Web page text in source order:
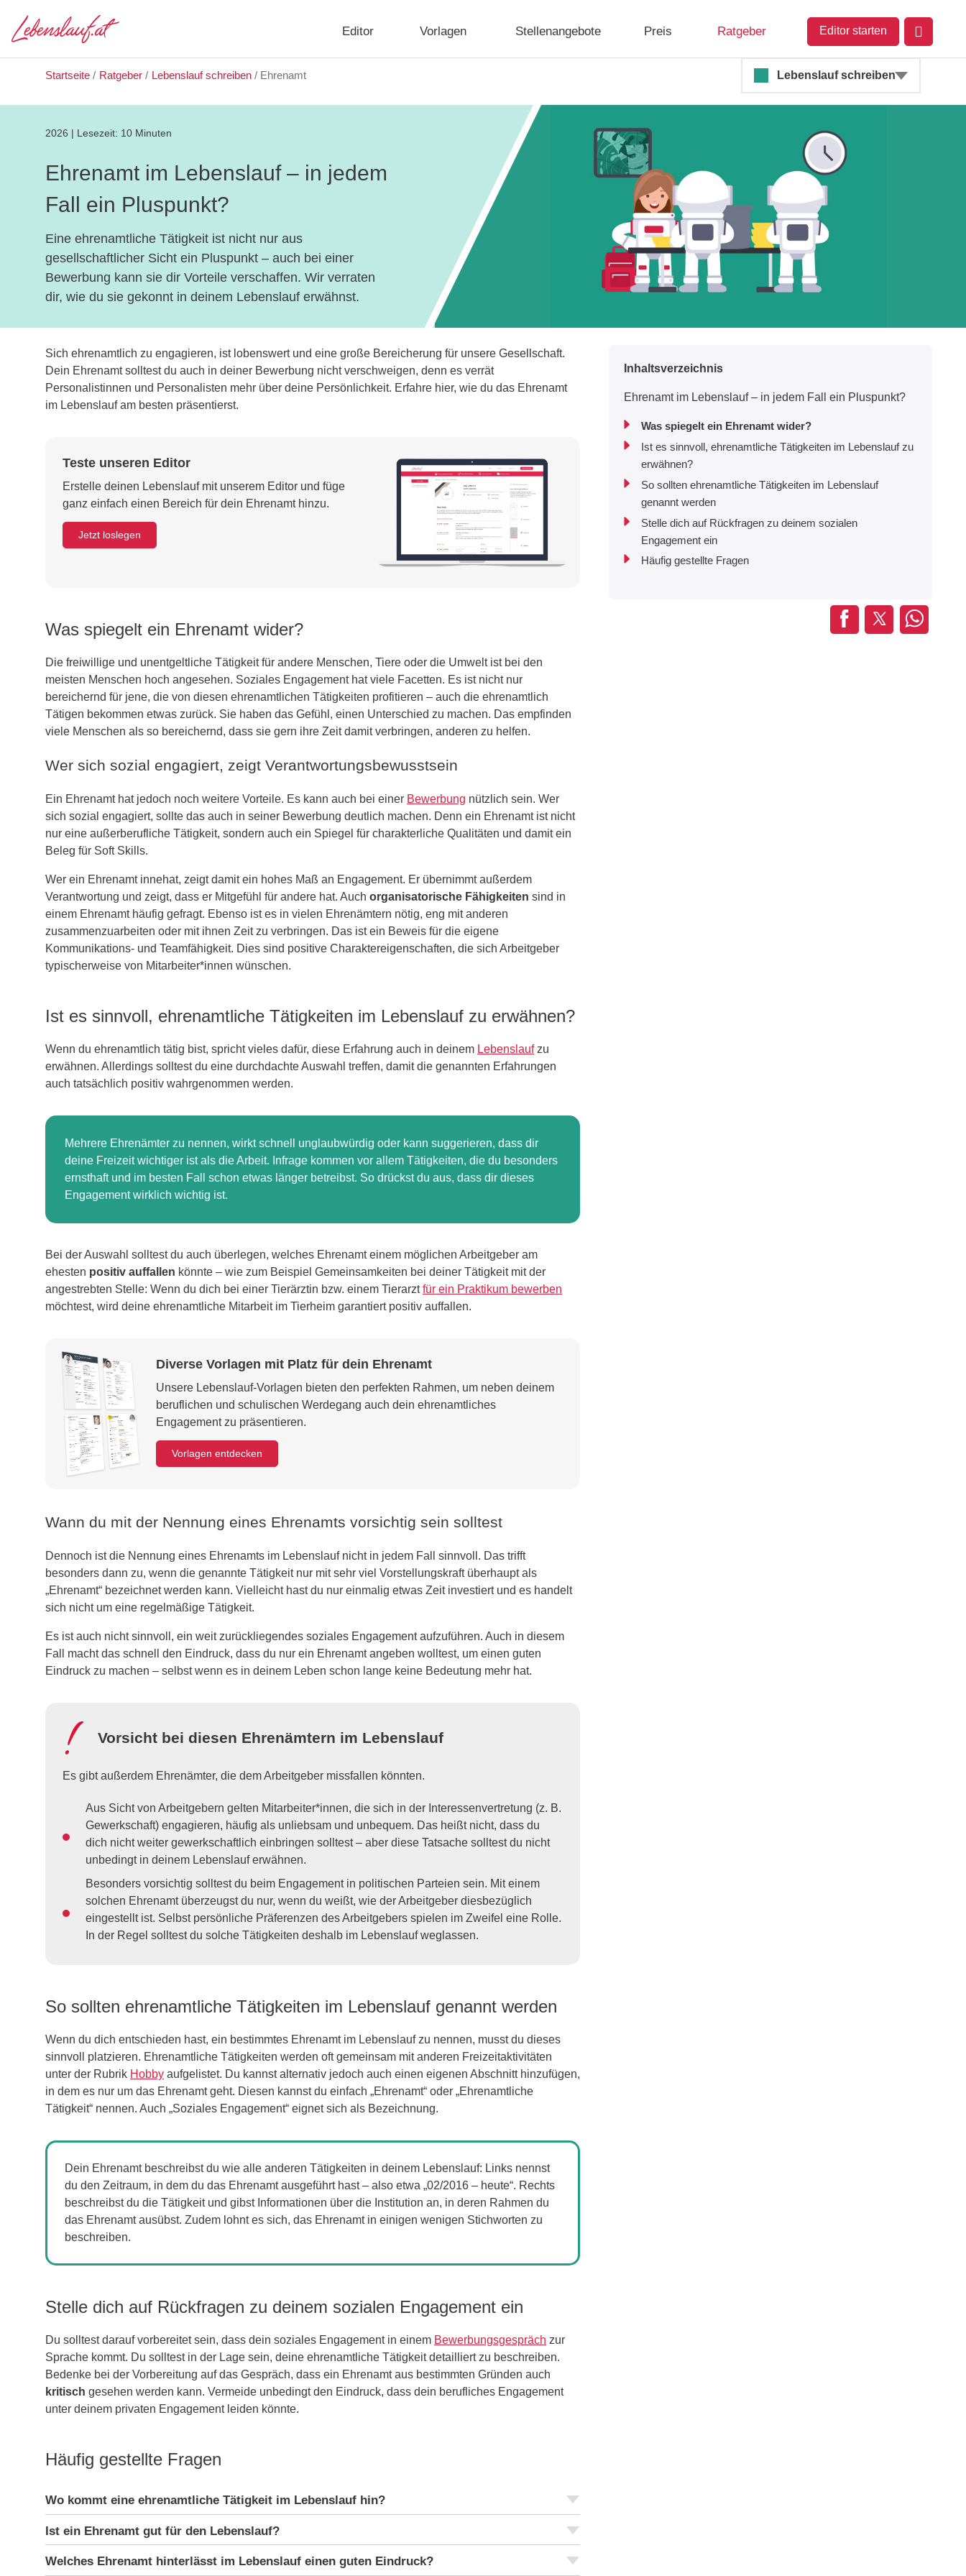
Editor Vorlagen Stellenangebote Preis Ratgeber Editor starten
Startseite / Ratgeber/ Lebenslauf schreiben/ Ehrenamt Lebenslauf schreiben
2026 Lesezeit: 10 Minuten
Ehrenamt im Lebenslauf – in jedem
Fall ein Pluspunkt?
Eine ehrenamtliche Tätigkeit ist nicht nur aus
gesellschaftlicher Sicht ein Pluspunkt – auch bei einer
Bewerbung kann sie dir Vorteile verschaffen. Wir verraten
dir, wie du sie gekonnt in deinem Lebenslauf erwähnst.
Inhaltsverzeichnis
Ehrenamt im Lebenslauf – in jedem Fall ein Pluspunkt?
Was spiegelt ein Ehrenamt wider?
Ist es sinnvoll, ehrenamtliche Tätigkeiten im Lebenslauf zu
erwähnen?
So sollten ehrenamtliche Tätigkeiten im Lebenslauf
genannt werden
Stelle dich auf Rückfragen zu deinem sozialen
Engagement ein
Häufig gestellte Fragen
Sich ehrenamtlich zu engagieren, ist lobenswert und eine große Bereicherung für unsere Gesellschaft.
Dein Ehrenamt solltest du auch in deiner Bewerbung nicht verschweigen, denn es verrät
Personalistinnen und Personalisten mehr über deine Persönlichkeit. Erfahre hier, wie du das Ehrenamt
im Lebenslauf am besten präsentierst.
Teste unseren Editor
Erstelle deinen Lebenslauf mit unserem Editor und füge
ganz einfach einen Bereich für dein Ehrenamt hinzu.
Jetzt loslegen
Was spiegelt ein Ehrenamt wider?
Die freiwillige und unentgeltliche Tätigkeit für andere Menschen, Tiere oder die Umwelt ist bei den
meisten Menschen hoch angesehen. Soziales Engagement hat viele Facetten. Es ist nicht nur
bereichernd für jene, die von diesen ehrenamtlichen Tätigkeiten profitieren – auch die ehrenamtlich
Tätigen bekommen etwas zurück. Sie haben das Gefühl, einen Unterschied zu machen. Das empfinden
viele Menschen als so bereichernd, dass sie gern ihre Zeit damit verbringen, anderen zu helfen.
Wer sich sozial engagiert, zeigt Verantwortungsbewusstsein
Ein Ehrenamt hat jedoch noch weitere Vorteile. Es kann auch bei einer Bewerbung nützlich sein. Wer
sich sozial engagiert, sollte das auch in seiner Bewerbung deutlich machen. Denn ein Ehrenamt ist nicht
nur eine außerberufliche Tätigkeit, sondern auch ein Spiegel für charakterliche Qualitäten und damit ein
Beleg für Soft Skills.
Wer ein Ehrenamt innehat, zeigt damit ein hohes Maß an Engagement. Er übernimmt außerdem
Verantwortung und zeigt, dass er Mitgefühl für andere hat. Auch organisatorische Fähigkeiten sind in
einem Ehrenamt häufig gefragt. Ebenso ist es in vielen Ehrenämtern nötig, eng mit anderen
zusammenzuarbeiten oder mit ihnen Zeit zu verbringen. Das ist ein Beweis für die eigene
Kommunikations- und Teamfähigkeit. Dies sind positive Charaktereigenschaften, die sich Arbeitgeber
typischerweise von Mitarbeiter*innen wünschen.
Ist es sinnvoll, ehrenamtliche Tätigkeiten im Lebenslauf zu erwähnen?
Wenn du ehrenamtlich tätig bist, spricht vieles dafür, diese Erfahrung auch in deinem Lebenslaufzu
erwähnen. Allerdings solltest du eine durchdachte Auswahl treffen, damit die genannten Erfahrungen
auch tatsächlich positiv wahrgenommen werden.
Mehrere Ehrenämter zu nennen, wirkt schnell unglaubwürdig oder kann suggerieren, dass dir
deine Freizeit wichtiger ist als die Arbeit. Infrage kommen vor allem Tätigkeiten, die du besonders
ernsthaft und im besten Fall schon etwas länger betreibst. So drückst du aus, dass dir dieses
Engagement wirklich wichtig ist.
Bei der Auswahl solltest du auch überlegen, welches Ehrenamt einem möglichen Arbeitgeber am
ehesten positiv auffallen könnte – wie zum Beispiel Gemeinsamkeiten bei deiner Tätigkeit mit der
angestrebten Stelle: Wenn du dich bei einer Tierärztin bzw. einem Tierarztfür ein Praktikum bewerben
möchtest, wird deine ehrenamtliche Mitarbeit im Tierheim garantiert positiv auffallen.
Diverse Vorlagen mit Platz für dein Ehrenamt
Unsere Lebenslauf-Vorlagen bieten den perfekten Rahmen, um neben deinem
beruflichen und schulischen Werdegang auch dein ehrenamtliches
Engagement zu präsentieren.
Vorlagen entdecken
Wann du mit der Nennung eines Ehrenamts vorsichtig sein solltest
Dennoch ist die Nennung eines Ehrenamts im Lebenslauf nicht in jedem Fall sinnvoll. Das trifft
besonders dann zu, wenn die genannte Tätigkeit nur mit sehr viel Vorstellungskraft überhaupt als
„Ehrenamt“ bezeichnet werden kann. Vielleicht hast du nur einmalig etwas Zeit investiert und es handelt
sich nicht um eine regelmäßige Tätigkeit.
Es ist auch nicht sinnvoll, ein weit zurückliegendes soziales Engagement aufzuführen. Auch in diesem
Fall macht das schnell den Eindruck, dass du nur ein Ehrenamt angeben wolltest, um einen guten
Eindruck zu machen – selbst wenn es in deinem Leben schon lange keine Bedeutung mehr hat.
Vorsicht bei diesen Ehrenämtern im Lebenslauf
Es gibt außerdem Ehrenämter, die dem Arbeitgeber missfallen könnten.
Aus Sicht von Arbeitgebern gelten Mitarbeiter*innen, die sich in der Interessenvertretung (z. B.
Gewerkschaft) engagieren, häufig als unliebsam und unbequem. Das heißt nicht, dass du
dich nicht weiter gewerkschaftlich einbringen solltest – aber diese Tatsache solltest du nicht
unbedingt in deinem Lebenslauf erwähnen.
Besonders vorsichtig solltest du beim Engagement in politischen Parteien sein. Mit einem
solchen Ehrenamt überzeugst du nur, wenn du weißt, wie der Arbeitgeber diesbezüglich
eingestellt ist. Selbst persönliche Präferenzen des Arbeitgebers spielen im Zweifel eine Rolle.
In der Regel solltest du solche Tätigkeiten deshalb im Lebenslauf weglassen.
So sollten ehrenamtliche Tätigkeiten im Lebenslauf genannt werden
Wenn du dich entschieden hast, ein bestimmtes Ehrenamt im Lebenslauf zu nennen, musst du dieses
sinnvoll platzieren. Ehrenamtliche Tätigkeiten werden oft gemeinsam mit anderen Freizeitaktivitäten
unter der Rubrik Hobby aufgelistet. Du kannst alternativ jedoch auch einen eigenen Abschnitt hinzufügen,
in dem es nur um das Ehrenamt geht. Diesen kannst du einfach „Ehrenamt“ oder „Ehrenamtliche
Tätigkeit“ nennen. Auch „Soziales Engagement“ eignet sich als Bezeichnung.
Dein Ehrenamt beschreibst du wie alle anderen Tätigkeiten in deinem Lebenslauf: Links nennst
du den Zeitraum, in dem du das Ehrenamt ausgeführt hast – also etwa „02/2016 – heute“. Rechts
beschreibst du die Tätigkeit und gibst Informationen über die Institution an, in deren Rahmen du
das Ehrenamt ausübst. Zudem lohnt es sich, das Ehrenamt in einigen wenigen Stichworten zu
beschreiben.
Stelle dich auf Rückfragen zu deinem sozialen Engagement ein
Du solltest darauf vorbereitet sein, dass dein soziales Engagement in einem Bewerbungsgespräch zur
Sprache kommt. Du solltest in der Lage sein, deine ehrenamtliche Tätigkeit detailliert zu beschreiben.
Bedenke bei der Vorbereitung auf das Gespräch, dass ein Ehrenamt aus bestimmten Gründen auch
kritisch gesehen werden kann. Vermeide unbedingt den Eindruck, dass dein berufliches Engagement
unter deinem privaten Engagement leiden könnte.
Häufig gestellte Fragen
Wo kommt eine ehrenamtliche Tätigkeit im Lebenslauf hin?
Ist ein Ehrenamt gut für den Lebenslauf?
Welches Ehrenamt hinterlässt im Lebenslauf einen guten Eindruck?